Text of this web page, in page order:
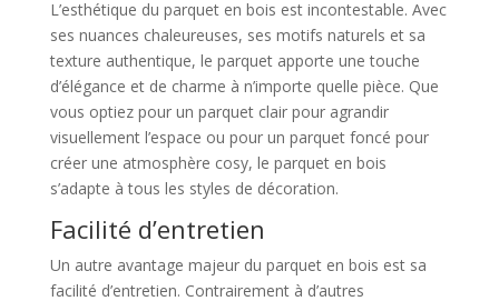
L’esthétique du parquet en bois est incontestable. Avec
ses nuances chaleureuses, ses motifs naturels et sa
texture authentique, le parquet apporte une touche
d’élégance et de charme à n’importe quelle pièce. Que
vous optiez pour un parquet clair pour agrandir
visuellement l’espace ou pour un parquet foncé pour
créer une atmosphère cosy, le parquet en bois
s’adapte à tous les styles de décoration.
Facilité d’entretien
Un autre avantage majeur du parquet en bois est sa
facilité d’entretien. Contrairement à d’autres